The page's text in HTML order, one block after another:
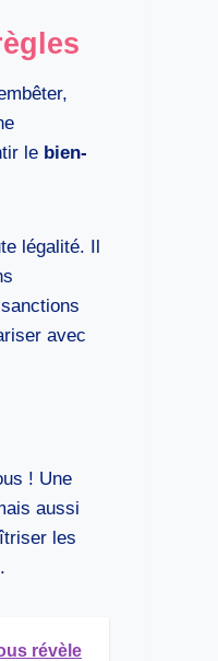
le bien-
légalité. Il
avec
! Une
aussi
les
révèle